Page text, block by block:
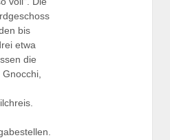
bis
etwa
die